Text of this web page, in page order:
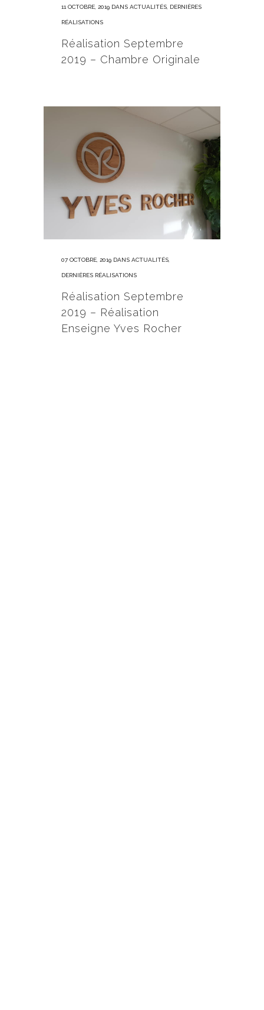
11 OCTOBRE, 2019 DANS ACTUALITÉS DERNIÈRES
RÉALISATIONS
Réalisation Septembre
2019 – Chambre Originale
07 OCTOBRE, 2019 DANS ACTUALITÉS
DERNIÈRES RÉALISATIONS
Réalisation Septembre
2019 – Réalisation
Enseigne Yves Rocher